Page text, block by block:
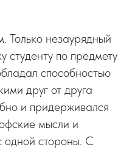
Только незаурядный
студенту по предмету
способностью
друг от друга
и придерживался
мысли и
одной стороны. С